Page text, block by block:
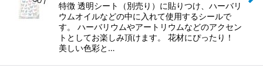
特徴 透明シート（別売り）に貼りつけ、ハーバリ
ウムオイルなどの中に入れて使用するシールで
す。 ハーバリウムやアートリウムなどのアクセン
トとしてお楽しみ頂けます。 花材にぴったり！
美しい色彩と…